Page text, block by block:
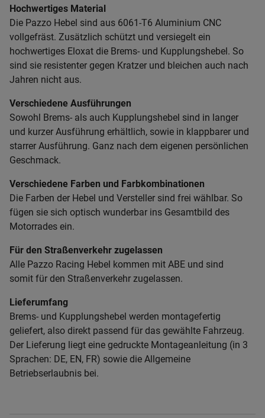
Hochwertiges Material
Die Pazzo Hebel sind aus 6061-T6 Aluminium CNC
vollgefräst. Zusätzlich schützt und versiegelt ein
hochwertiges Eloxat die Brems- und Kupplungshebel. So
sind sie resistenter gegen Kratzer und bleichen auch nach
Jahren nicht aus.
Verschiedene Ausführungen
Sowohl Brems- als auch Kupplungshebel sind in langer
und kurzer Ausführung erhältlich, sowie in klappbarer und
starrer Ausführung. Ganz nach dem eigenen persönlichen
Geschmack.
Verschiedene Farben und Farbkombinationen
Die Farben der Hebel und Versteller sind frei wählbar. So
fügen sie sich optisch wunderbar ins Gesamtbild des
Motorrades ein.
Für den Straßenverkehr zugelassen
Alle Pazzo Racing Hebel kommen mit ABE und sind
somit für den Straßenverkehr zugelassen.
Lieferumfang
Brems- und Kupplungshebel werden montagefertig
geliefert, also direkt passend für das gewählte Fahrzeug.
Der Lieferung liegt eine gedruckte Montageanleitung (in 3
Sprachen: DE, EN, FR) sowie die Allgemeine
Betriebserlaubnis bei.